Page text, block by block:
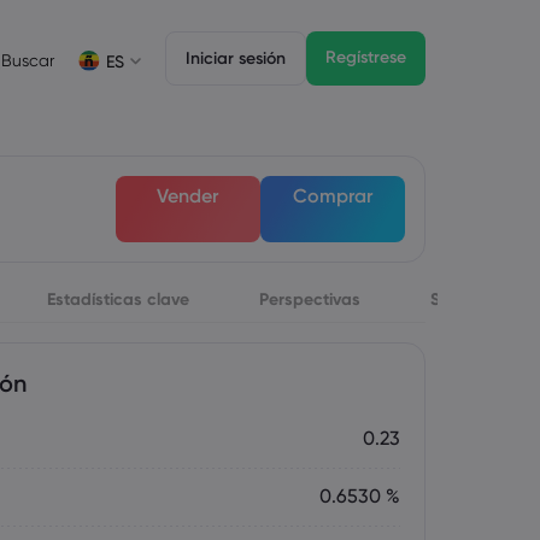
Depth of Market
Paquete legal
Buscar ES
English
English (St. Vincent)
Italian
Português
Iniciar sesión Regístrese
Vender Comprar
Estadísticas clave Perspectivas Sobre
0.23
0.6530 %